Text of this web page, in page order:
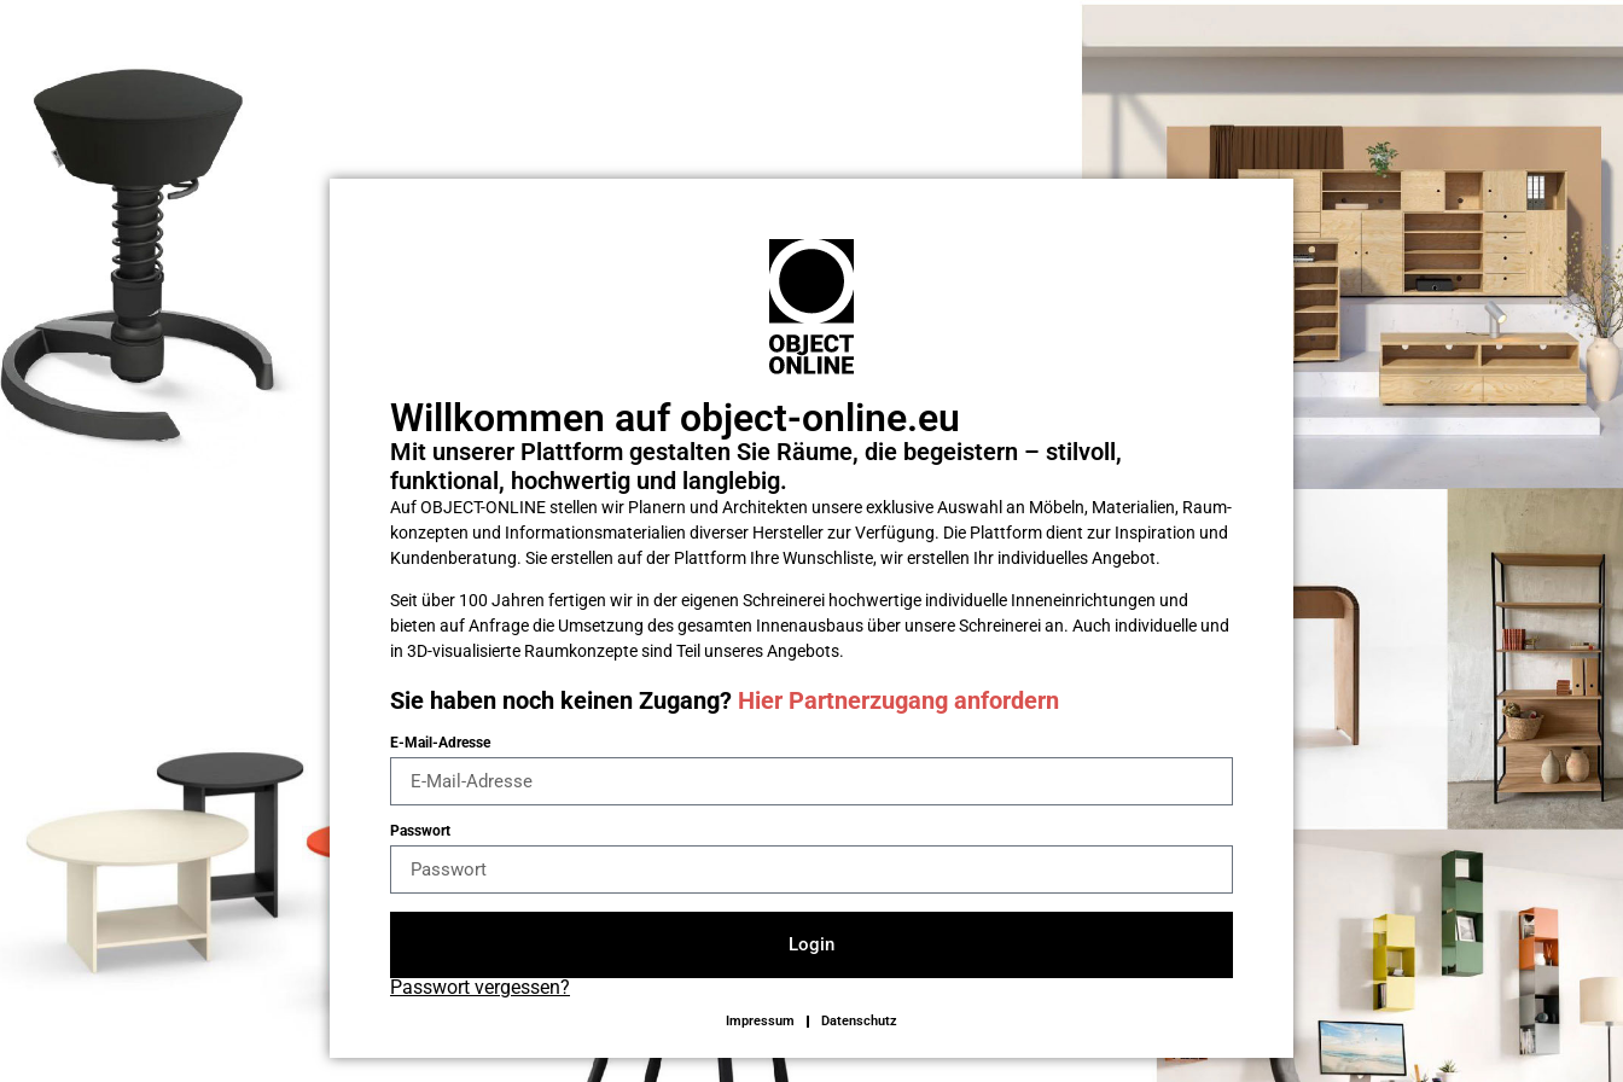
Willkommen auf object-online.eu
Mit unserer Plattform gestalten Sie Räume, die begeistern – stilvoll,
funktional, hochwertig und langlebig.
Auf OBJECT-ONLINE stellen wir Planern und Architekten unsere exklusive Auswahl an Möbeln, Materialien, Raum­
konzepten und Informations­materialien diverser Hersteller zur Verfügung. Die Plattform dient zur Inspiration und
Kunden­beratung. Sie erstellen auf der Plattform Ihre Wunsch­liste, wir erstellen Ihr individuelles Angebot.
Seit über 100 Jahren fertigen wir in der eigenen Schreinerei hochwertige individuelle Inneneinrichtungen und
bieten auf Anfrage die Umsetzung des gesamten Innenausbaus über unsere Schreinerei an. Auch individuelle und
in 3D-visualisierte Raumkonzepte sind Teil unseres Angebots.
Sie haben noch keinen Zugang? Hier Partnerzugang anfordern
E-Mail-Adresse
Passwort
Login
Passwort vergessen?
Impressum Datenschutz